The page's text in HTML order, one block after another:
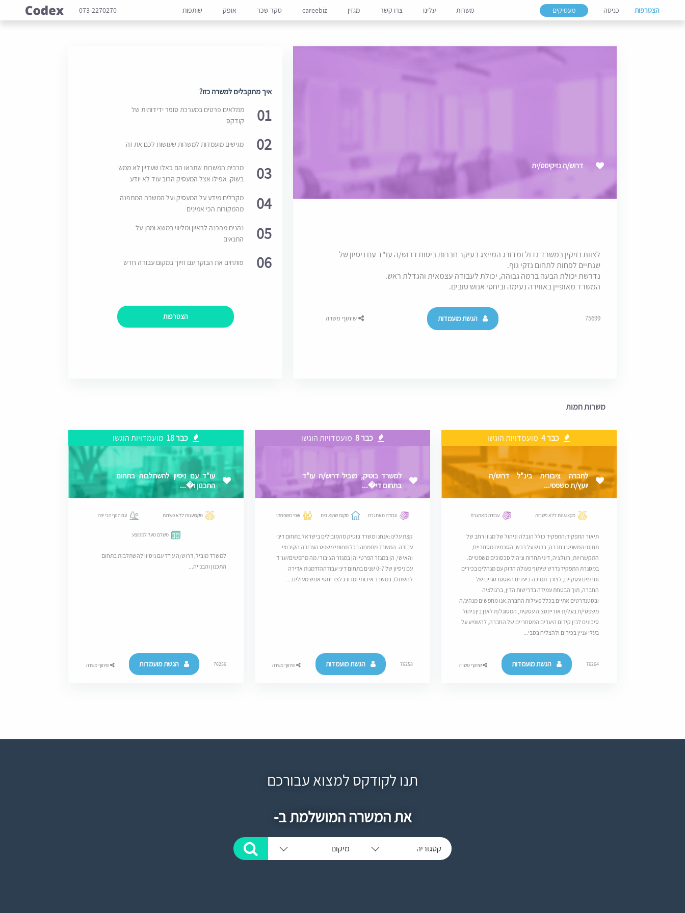
הצטרפות כניסה מעסיקים משרות עלינו צרו קשר מגזין careebiz סקר שכר אופק שותפות 073-2270270
דרוש/ה נזיקיסט/ית
לצוות נזיקין במשרד גדול ומדורג המייצג בעיקר חברות ביטוח דרוש/ה עו"ד עם ניסיון של
שנתיים לפחות לתחום נזקי גוף.
נדרשת יכולת הבעה ברמה גבוהה, יכולת לעבודה עצמאית והגדלת ראש.
המשרד מאופיין באווירה נעימה וביחסי אנוש טובים.
75699 הגשת מועמדות שיתוף משרה
איך מתקבלים למשרה כזו?
01
ממלאים פרטים במערכת סופר ידידותית של
קודקס
02 מגישים מועמדות למשרות שעושות לכם את זה
03
מרבית המשרות שתראו הם כאלו שעדיין לא ממש
בשוק. אפילו אצל המעסיק הרוב עוד לא יודע
04
מקבלים מידע על המעסיק ועל המשרה המתפנה
מהמקורות הכי אמינים
05
נהנים מהכנה לראיון ומליווי במשא ומתן על
התנאים
06 פותחים את הבוקר עם חיוך במקום עבודה חדש
הצטרפות
משרות חמות
כבר 4 מועמדויות הוגשו
לחברה ציבורית בינ"ל דרוש/ה
יועץ/ת משפטי...
מקצוענות ללא פשרות עבודה מאתגרת
תיאור התפקיד:התפקיד כולל הובלה וניהול של מגוון רחב של
תחומי המשפט בחברה, בדגש על רכש, הסכמים מסחריים,
התקשרויות, רגולציה, דיני תחרות וניהול סכסוכים משפטיים.
במסגרת התפקיד נדרש שיתוף פעולה הדוק עם מנהלים בכירים
וגורמים עסקיים, לצורך תמיכה ביעדים האסטרטגיים של
החברה, תוך הבטחת עמידה בדרישות הדין, ברגולציה
ובסטנדרטים אתיים בכלל פעילות החברה.אנו מחפשים מנהיג/ה
משפטי/ת בעל/ת אוריינטציה עסקית, המסוגל/ת לאזן בין ניהול
סיכונים לבין קידום היעדים המסחריים של החברה, להשפיע על
בעלי עניין בכירים ולהצליח בסבי...
76264 הגשת מועמדות שיתוף משרה
כבר 8 מועמדויות הוגשו
למשרד בוטיק, מוביל דרוש/ה עו"ד
בתחום די�...
עבודה מאתגרת מקום שהוא בית אופי משפחתי
קצת עלינו:אנחנו משרד בוטיק מהמובילים בישראל בתחום דיני
עבודה. המשרד מתמחה בכל תחומי משפט העבודה הקיבוצי
והאישי, הן במגזר הפרטי והן במגזר הציבורי.מה מחפשים?עו"ד
עם ניסיון של 0-7 שנים בתחום דיני עבודההזדמנות אדירה
להשתלב במשרד איכותי ומדורג לצד יחסי אנוש מעולים....
76258 הגשת מועמדות שיתוף משרה
כבר 18 מועמדויות הוגשו
עו"ד עם ניסיון להשתלבות בתחום
התכנון ו�...
מקצוענות ללא פשרות עם הנוף הכי יפה
משלם מעל לממוצע
למשרד מוביל, דרוש/ה עו"ד עם ניסיון להשתלבות בתחום
התכנון והבנייה...
76256 הגשת מועמדות שיתוף משרה
תנו לקודקס למצוא עבורכם
את המשרה המושלמת ב-
קטגוריה מיקום